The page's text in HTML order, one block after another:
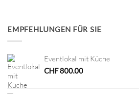
EMPFEHLUNGEN FÜR SIE
Eventlokal mit Küche
CHF800.00